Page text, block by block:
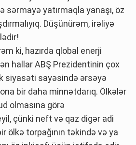
sərmayə yatırmaqla yanaşı, öz
Düşünürəm, irəliyə
ki, hazırda qlobal enerji
hallar ABŞ Prezidentinin çox
siyasəti sayəsində ərsəyə
bir daha minnətdarıq. Ölkələr
olmasına görə
çünki neft və qaz digər adi
ölkə torpağının təkində və ya